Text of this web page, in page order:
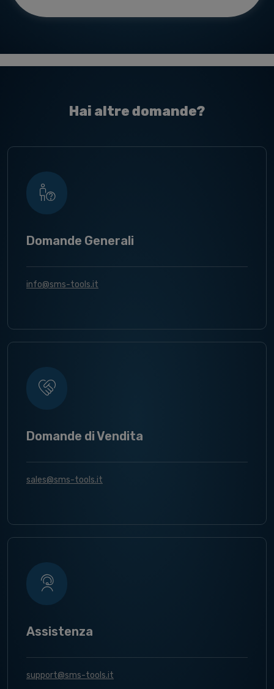
Hai altre domande?
Domande Generali
info@sms-tools.it
Domande di Vendita
sales@sms-tools.it
Assistenza
support@sms-tools.it